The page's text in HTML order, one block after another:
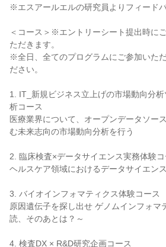
※エスアールエルの研究員よりフィード
＜コース＞※エントリーシート提出時に
ただきます。
※全日、全てのプログラムにご参加いた
ださい。
1. IT_新規ビジネス立上げの市場動向分
析コース
医療業界について、オープンデータソー
む未来志向の市場動向分析を行う
2. 臨床検査×データサイエンス実務体験コ
ヘルスケア領域におけるデータサイエン
3. バイオインフォマティクス体験コース
原因遺伝子を探し出せ ゲノムインフォマ
読、そのあとは？～
4. 検査DX × R&D研究企画コース